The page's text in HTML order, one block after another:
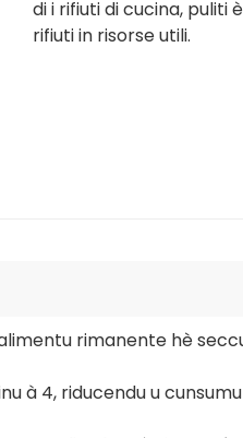
di i rifiuti di cucina, puliti
rifiuti in risorse utili.
rimanente hè
à 4, riducendu u